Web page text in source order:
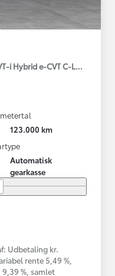
i Hybrid e-CVT C-LUB -
123.000 km
Automatisk
gearkasse
Udbetaling kr.
rente 5,49 %,
%, samlet